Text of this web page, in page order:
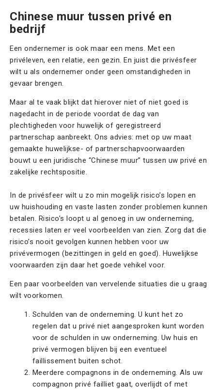
Chinese muur tussen privé en
bedrijf
Een ondernemer is ook maar een mens. Met een
privéleven, een relatie, een gezin. En juist die privésfeer
wilt u als ondernemer onder geen omstandigheden in
gevaar brengen.
Maar al te vaak blijkt dat hierover niet of niet goed is
nagedacht in de periode voordat de dag van
plechtigheden voor huwelijk of geregistreerd
partnerschap aanbreekt. Ons advies: met op uw maat
gemaakte huwelijkse- of partnerschapvoorwaarden
bouwt u een juridische “Chinese muur” tussen uw privé en
zakelijke rechtspositie.
In de privésfeer wilt u zo min mogelijk risico’s lopen en
uw huishouding en vaste lasten zonder problemen kunnen
betalen. Risico’s loopt u al genoeg in uw onderneming,
recessies laten er veel voorbeelden van zien. Zorg dat die
risico’s nooit gevolgen kunnen hebben voor uw
privévermogen (bezittingen in geld en goed). Huwelijkse
voorwaarden zijn daar het goede vehikel voor.
Een paar voorbeelden van vervelende situaties die u graag
wilt voorkomen.
Schulden van de onderneming. U kunt het zo
regelen dat u privé niet aangesproken kunt worden
voor de schulden in uw onderneming. Uw huis en
privé vermogen blijven bij een eventueel
faillissement buiten schot.
Meerdere compagnons in de onderneming. Als uw
compagnon privé failliet gaat, overlijdt of met